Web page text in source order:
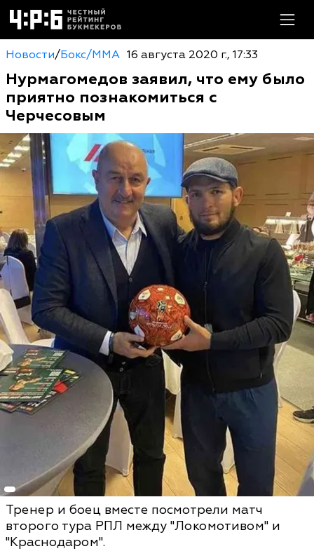
Новости/Бокс/MMA 16 августа 2020 г., 17:33
Нурмагомедов заявил, что ему было
приятно познакомиться с
Черчесовым
Тренер и боец вместе посмотрели матч
второго тура РПЛ между "Локомотивом" и
"Краснодаром".